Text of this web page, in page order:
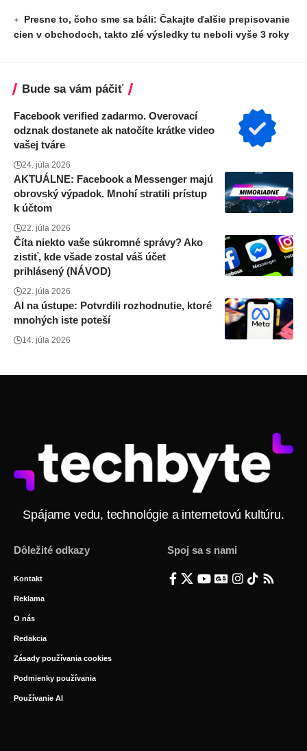
Presne to, čoho sme sa báli: Čakajte ďalšie prepisovanie
cien v obchodoch, takto zlé výsledky tu neboli vyše 3 roky
Bude sa vám páčiť
Facebook verified zadarmo. Overovací
odznak dostanete ak natočíte krátke video
vašej tváre
24. júla 2026
AKTUÁLNE: Facebook a Messenger majú
obrovský výpadok. Mnohí stratili prístup
k účtom
22. júla 2026
Číta niekto vaše súkromné správy? Ako
zistiť, kde všade zostal váš účet
prihlásený (NÁVOD)
22. júla 2026
AI na ústupe: Potvrdili rozhodnutie, ktoré
mnohých iste poteší
14. júla 2026
Spájame vedu, technológie a internetovú kultúru.
Dôležité odkazy
Kontakt
Reklama
O nás
Redakcia
Zásady používania cookies
Podmienky používania
Používanie AI
Spoj sa s nami